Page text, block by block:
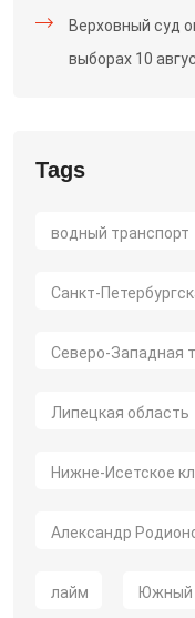
Верховный суд
выборах 10
Tags
водный транспорт
Санкт-
Северо-Западная
Липецкая область
Нижне-Исетское
Александр
лайм Южный